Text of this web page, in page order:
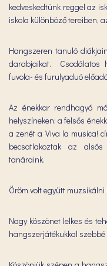
kedveskedtünk reggel az
iskola különböző tereiben,
Hangszeren tanuló
darabjaikat. Csodálatos
fuvola- és furulyaduó
Az énekkar rendhagyó
helyszíneken: a felsős
a zenét a Viva la musica!
becsatlakoztak az
tanáraink.
Öröm volt együtt
Nagy köszönet lelkes és
hangszerjátékukkal